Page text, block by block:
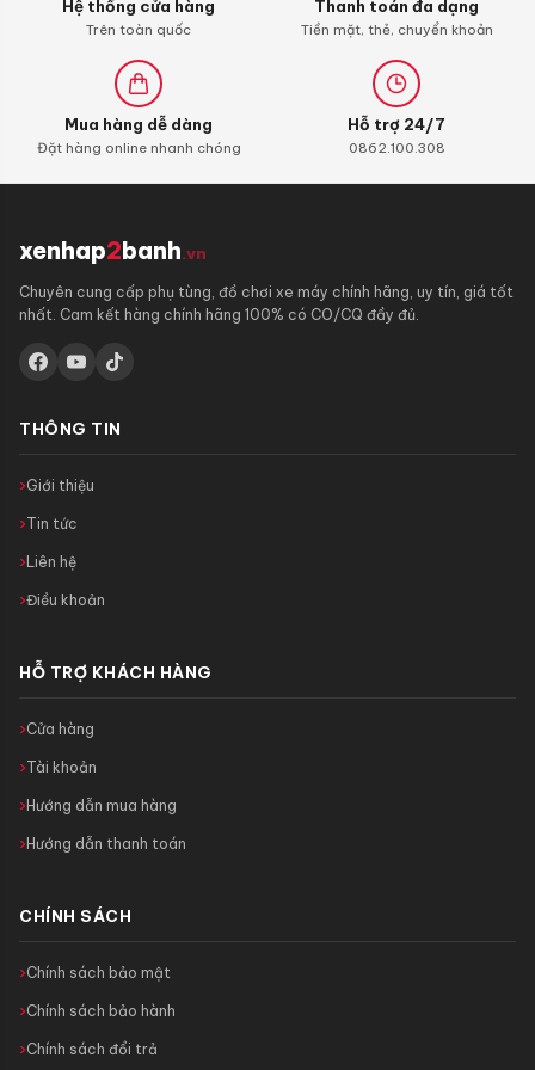
Hệ thống cửa hàng
Trên toàn quốc
Thanh toán đa dạng
Tiền mặt, thẻ, chuyển khoản
Mua hàng dễ dàng
Đặt hàng online nhanh chóng
Hỗ trợ 24/7
0862.100.308
xenhap2banh.vn
Chuyên cung cấp phụ tùng, đồ chơi xe máy chính hãng, uy tín, giá tốt
nhất. Cam kết hàng chính hãng 100% có CO/CQ đầy đủ.
THÔNG TIN
Giới thiệu
Tin tức
Liên hệ
Điều khoản
HỖ TRỢ KHÁCH HÀNG
Cửa hàng
Tài khoản
Hướng dẫn mua hàng
Hướng dẫn thanh toán
CHÍNH SÁCH
Chính sách bảo mật
Chính sách bảo hành
Chính sách đổi trả